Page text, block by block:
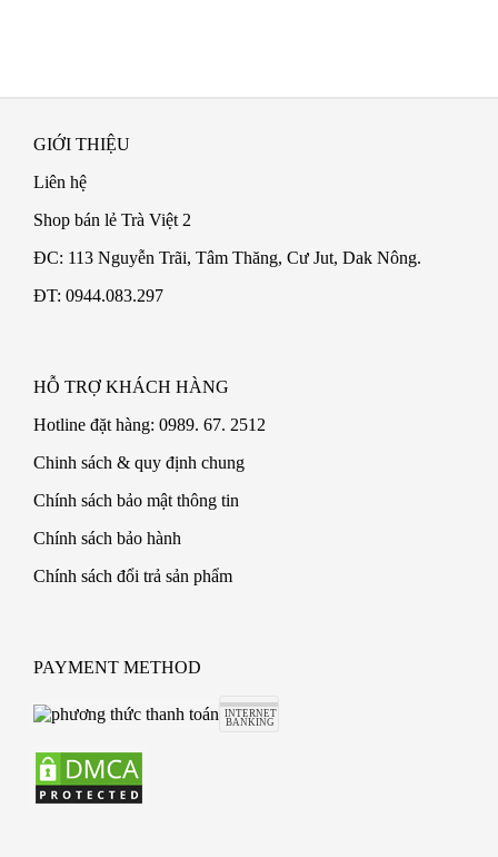
GIỚI THIỆU
Liên hệ
Shop bán lẻ Trà Việt 2
ĐC: 113 Nguyễn Trãi, Tâm Thăng, Cư Jut, Dak Nông.
ĐT: 0944.083.297
HỖ TRỢ KHÁCH HÀNG
Hotline đặt hàng: 0989. 67. 2512
Chinh sách & quy định chung
Chính sách bảo mật thông tin
Chính sách bảo hành
Chính sách đổi trả sản phẩm
PAYMENT METHOD